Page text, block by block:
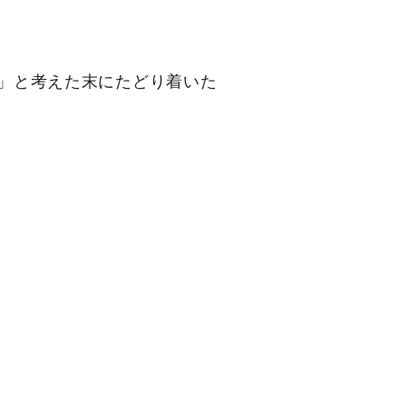
と考えた末にたどり着いた